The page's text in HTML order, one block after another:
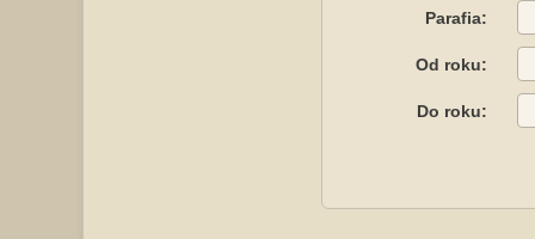
Parafia:
Od roku:
Do roku: